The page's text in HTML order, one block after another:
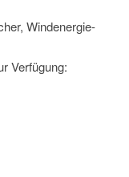
Windenergie-
Verfügung: